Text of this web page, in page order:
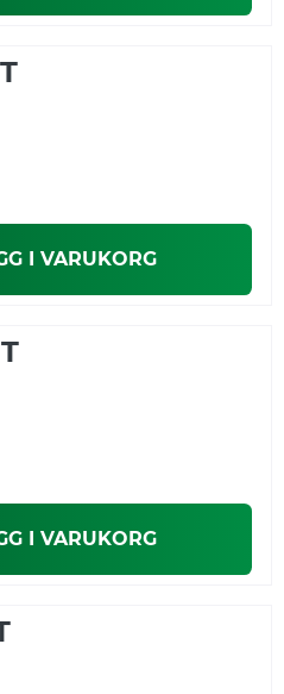
I VARUKORG
I VARUKORG